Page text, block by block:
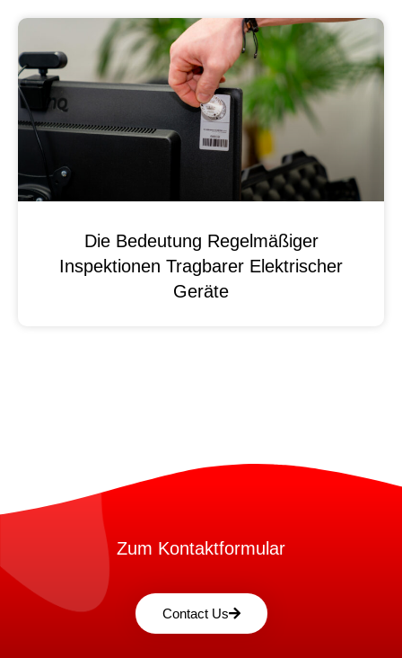
Die Bedeutung Regelmäßiger
Inspektionen Tragbarer Elektrischer
Geräte
Zum Kontaktformular
Contact Us